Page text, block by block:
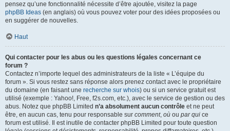
pensez qu’une fonctionnalité nécessite d’être ajoutée, visitez la page
phpBB Ideas (en anglais) où vous pouvez voter pour des idées proposées ou
en suggérer de nouvelles.
Haut
Qui contacter pour les abus ou les questions légales concernant ce
forum ?
Contactez n’importe lequel des administrateurs de la liste « L’équipe du
forum ». Si vous restez sans réponse alors prenez contact avec le propriétaire
du domaine (en faisant une recherche sur whois) ou si un service gratuit est
utilisé (exemple : Yahoo!, Free, f2s.com, etc.), avec le service de gestion ou des
abus. Notez que phpBB Limited n’a absolument aucun contrôle et ne peut
être, en aucun cas, tenu pour responsable sur comment, où ou par qui ce
forum est utilisé. Il est inutile de contacter phpBB Limited pour toute question